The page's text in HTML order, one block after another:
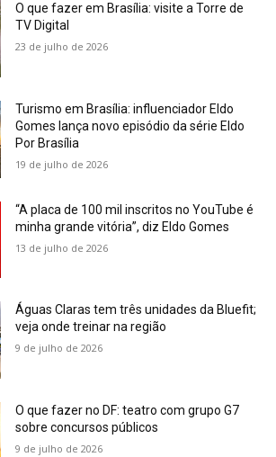
O que fazer em Brasília: visite a Torre de
TV Digital
23 de julho de 2026
Turismo em Brasília: influenciador Eldo
Gomes lança novo episódio da série Eldo
Por Brasília
19 de julho de 2026
“A placa de 100 mil inscritos no YouTube é
minha grande vitória”, diz Eldo Gomes
13 de julho de 2026
Águas Claras tem três unidades da Bluefit;
veja onde treinar na região
9 de julho de 2026
O que fazer no DF: teatro com grupo G7
sobre concursos públicos
9 de julho de 2026